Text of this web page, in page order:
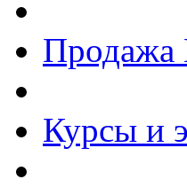
Курсы и